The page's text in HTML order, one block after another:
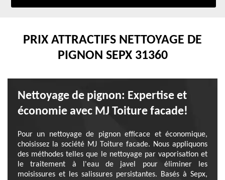
PRIX ATTRACTIFS NETTOYAGE DE
PIGNON SEPX 31360
Nettoyage de pignon: Expertise et
économie avec MJ Toiture facade!
Pour un nettoyage de pignon efficace et économique,
choisissez la société MJ Toiture facade. Nous appliquons
des méthodes telles que le nettoyage par vaporisation et
le traitement à l'eau de javel pour éliminer les
moisissures et les salissures persistantes. Basés à Sepx,